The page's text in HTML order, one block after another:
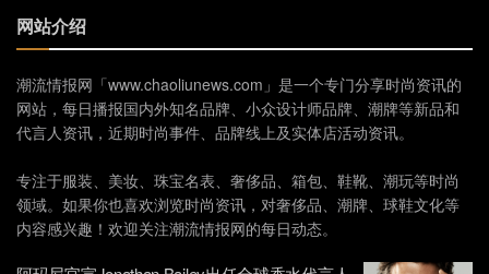
网站介绍
潮流情报网「www.chaoliunews.com」是一个专门分享时尚资讯的
网站，每日播报国内外知名品牌、小众设计师品牌、潮牌等新品和
代言人资讯，近期时尚事件、品牌线上及实体店活动资讯。
专注于服装、美妆、珠宝名表、奢侈品、箱包、鞋靴、潮玩等时尚
领域。如果你也喜欢浏览时尚资讯，对奢侈品、潮牌、球鞋文化等
内容感兴趣！欢迎关注潮流情报网的每日动态。